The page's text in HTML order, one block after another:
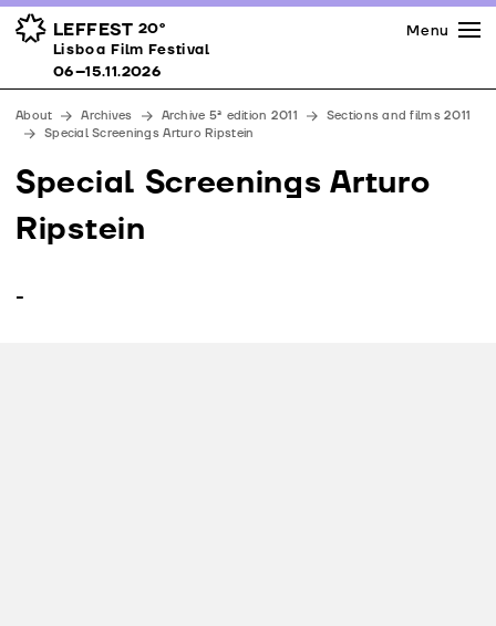
LEFFEST 20º
Lisboa Film Festival 06–15.11.2026
Awards
Venues
Partners
Team
Downloads
Contacts
Menu
Lisboa Film Festival
06–15.11.2026
About Archives Archive 5ª edition 2011
Sections and films 2011
Special Screenings Arturo Ripstein
Special Screenings Arturo
Ripstein
-